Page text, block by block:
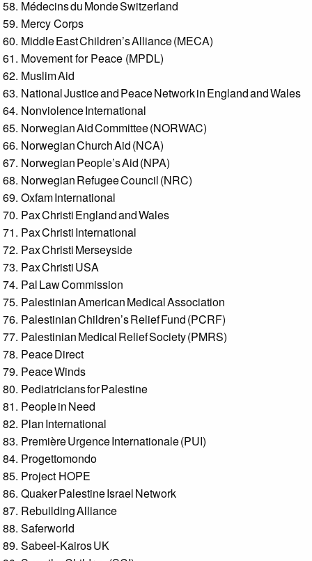
Médecins du Monde Switzerland
Mercy Corps
Middle East Children’s Alliance (MECA)
Movement for Peace (MPDL)
Muslim Aid
National Justice and Peace Network in England and Wales
Nonviolence International
Norwegian Aid Committee (NORWAC)
Norwegian Church Aid (NCA)
Norwegian People’s Aid (NPA)
Norwegian Refugee Council (NRC)
Oxfam International
Pax Christi England and Wales
Pax Christi International
Pax Christi Merseyside
Pax Christi USA
Pal Law Commission
Palestinian American Medical Association
Palestinian Children’s Relief Fund (PCRF)
Palestinian Medical Relief Society (PMRS)
Peace Direct
Peace Winds
Pediatricians for Palestine
People in Need
Plan International
Première Urgence Internationale (PUI)
Progettomondo
Project HOPE
Quaker Palestine Israel Network
Rebuilding Alliance
Saferworld
Sabeel-Kairos UK